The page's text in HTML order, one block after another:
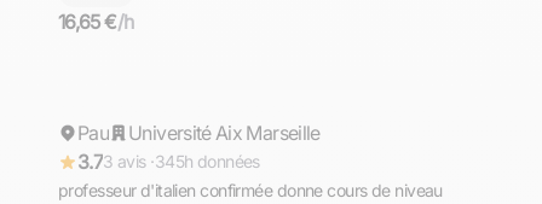
16,65 €/h
Répond rapidement
Pau
Université Aix Marseille
3.73 avis ·345h données
professeur d'italien confirmée donne cours de niveau